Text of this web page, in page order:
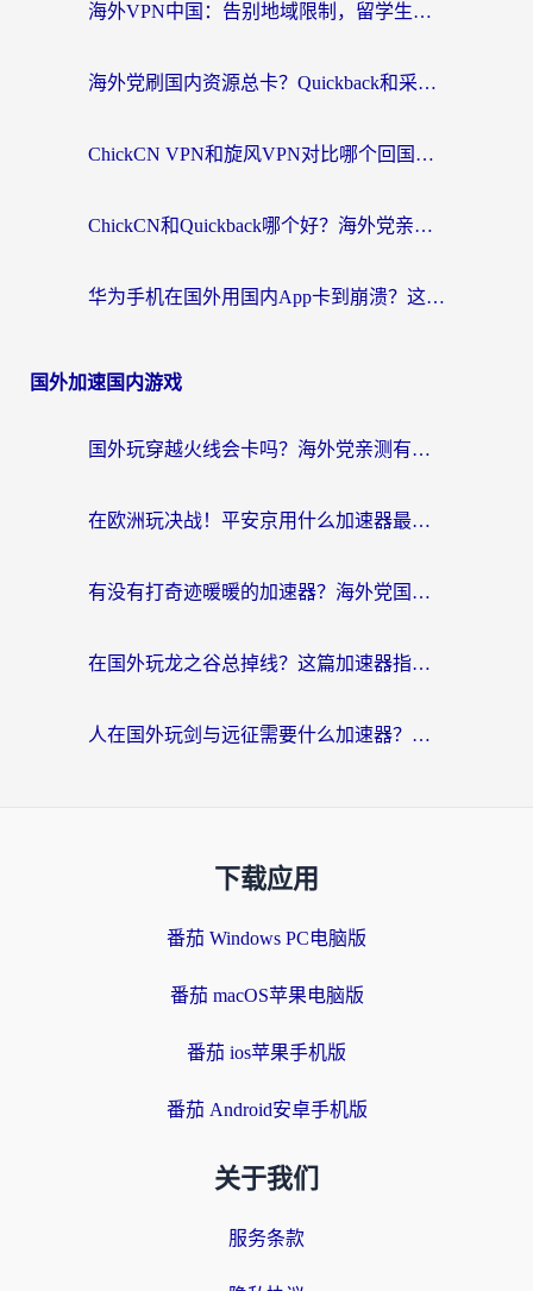
海外VPN中国：告别地域限制，留学生与华人如何轻松刷国内剧、玩国服？
海外党刷国内资源总卡？Quickback和采集蜂好用吗？这篇指南帮你避坑
ChickCN VPN和旋风VPN对比哪个回国效果更好？海外党亲测实用指南
ChickCN和Quickback哪个好？海外党亲测回国加速器，轻松解锁国内资源（附避坑指南）
华为手机在国外用国内App卡到崩溃？这篇加速器指南帮你无缝刷剧打游戏
国外加速国内游戏
国外玩穿越火线会卡吗？海外党亲测有效的国服游戏加速指南
在欧洲玩决战！平安京用什么加速器最好用？2026实测有效的国服游戏加速指南
有没有打奇迹暖暖的加速器？海外党国服游戏畅玩不卡顿的秘密
在国外玩龙之谷总掉线？这篇加速器指南帮你告别延迟卡顿！
人在国外玩剑与远征需要什么加速器？老玩家亲测的避坑指南来了
下载应用
番茄 Windows PC电脑版
番茄 macOS苹果电脑版
番茄 ios苹果手机版
番茄 Android安卓手机版
关于我们
服务条款